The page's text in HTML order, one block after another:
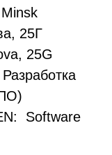
25Г
25G
Software